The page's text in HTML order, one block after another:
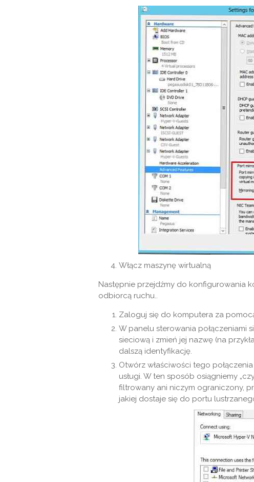
Włącz maszynę wirtualną
Następnie przejdźmy do konfigurowania
odbiorcą ruchu..
Zaloguj się do komputera za
W panelu sterowania połączeniami
sieciową i zmień jej nazwę (na
dalszą identyfikację.
Otwórz właściwości tego
usługi. W ten sposób osiągniemy
filtrowany ani niczym ograniczony,
jakiej dostaje się do portu